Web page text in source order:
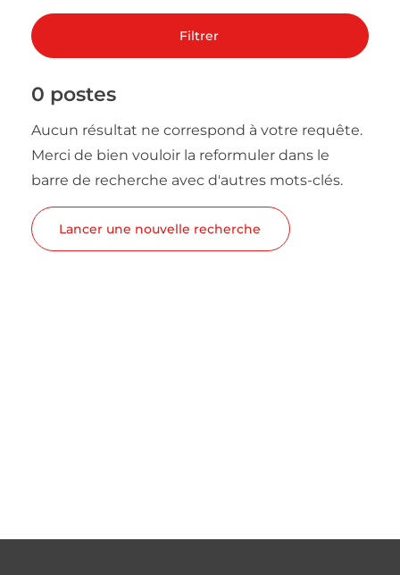
Filtrer
0 postes
Aucun résultat ne correspond à votre requête.
Merci de bien vouloir la reformuler dans le
barre de recherche avec d'autres mots-clés.
Lancer une nouvelle recherche